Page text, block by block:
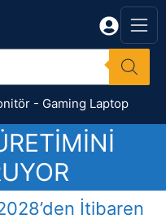
- Gaming Laptop
İtibaren